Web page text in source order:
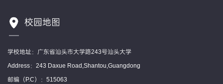
校园地图
学校地址：广东省汕头市大学路243号汕头大学
Address：243 Daxue Road,Shantou,Guangdong
邮编（P.C）：515063